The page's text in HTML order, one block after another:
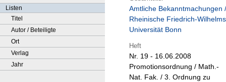
Listen
Titel
Autor / Beteiligte
Ort
Verlag
Jahr
Amtliche Bekanntmachungen /
Rheinische Friedrich-
Universität Bonn
Heft
Nr. 19 - 16.06.2008
Promotionsordnung / Math.-
Nat. Fak. / 3. Ordnung zu